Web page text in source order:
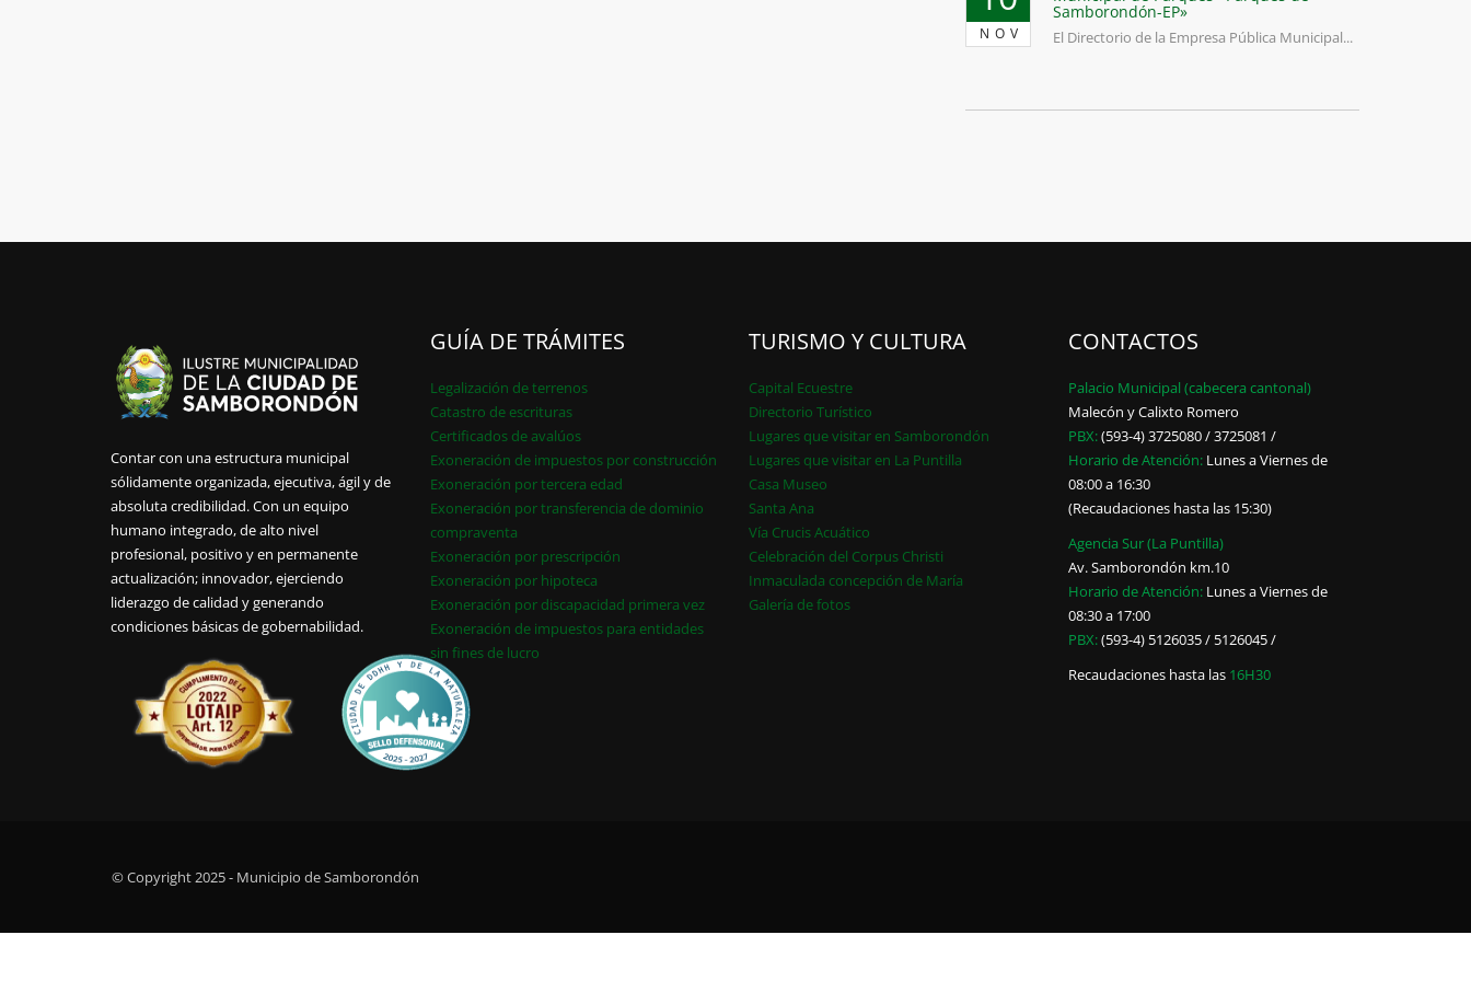
NOV
Samborondón-EP»
El Directorio de la Empresa Pública Municipal...
Contar con una estructura municipal
sólidamente organizada, ejecutiva, ágil y de
absoluta credibilidad. Con un equipo
humano integrado, de alto nivel
profesional, positivo y en permanente
actualización; innovador, ejerciendo
liderazgo de calidad y generando
condiciones básicas de gobernabilidad.
GUÍA DE TRÁMITES
Legalización de terrenos
Catastro de escrituras
Certificados de avalúos
Exoneración de impuestos por construcción
Exoneración por tercera edad
Exoneración por transferencia de dominio
compraventa
Exoneración por prescripción
Exoneración por hipoteca
Exoneración por discapacidad primera vez
Exoneración de impuestos para entidades
sin fines de lucro
TURISMO Y CULTURA
Capital Ecuestre
Directorio Turístico
Lugares que visitar en Samborondón
Lugares que visitar en La Puntilla
Casa Museo
Santa Ana
Vía Crucis Acuático
Celebración del Corpus Christi
Inmaculada concepción de María
Galería de fotos
CONTACTOS
Palacio Municipal (cabecera cantonal)
Malecón y Calixto Romero
PBX:(593-4) 3725080 / 3725081 /
Horario de Atención:Lunes a Viernes de
08:00 a 16:30
(Recaudaciones hasta las 15:30)
Agencia Sur (La Puntilla)
Av. Samborondón km.10
Horario de Atención:Lunes a Viernes de
08:30 a 17:00
PBX:(593-4) 5126035 / 5126045 /
Recaudaciones hasta las 16H30
© Copyright 2025 - Municipio de Samborondón